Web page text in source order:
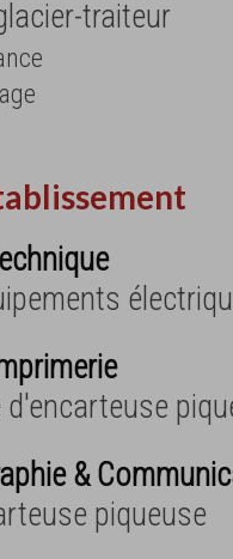
traiteur
&
piqueuse